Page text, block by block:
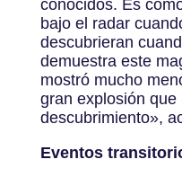
conocidos. Es
bajo el radar
descubrieran
demuestra este
mostró mucho
gran explosión que
descubrimiento»,
Eventos